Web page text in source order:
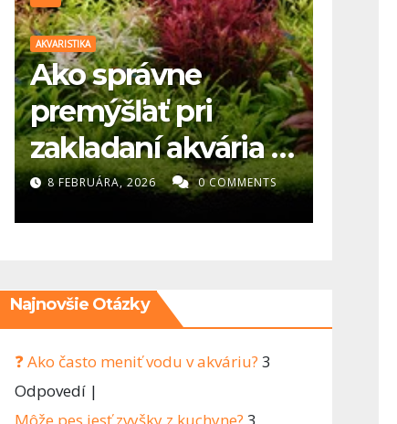
AKVARISTIKA
Ako správne
premýšľať pri
zakladaní akvária (1.
diel)- Najväčšia
chyba v
chce všetko hneď
8 FEBRUÁRA, 2026 0 COMMENTS
Najnovšie Otázky
❓ Ako často meniť vodu v akváriu? 3
Odpovedí |